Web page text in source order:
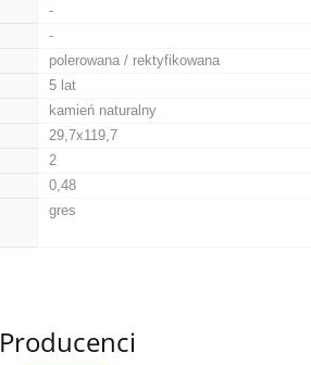
-
-
polerowana / rektyfikowana
5 lat
kamień naturalny
29,7x119,7
2
0,48
gres
Producenci